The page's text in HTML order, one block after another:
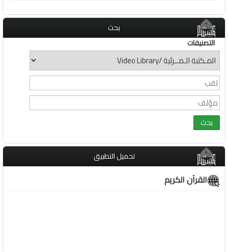
بحث
التصنيفات
تحميل التطبيق
القرآن الكريم